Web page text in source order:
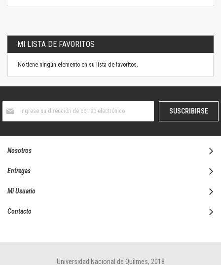
MI LISTA DE FAVORITOS
No tiene ningún elemento en su lista de favoritos.
boletín
SUSCRIBIRSE
Nosotros
Entregas
Mi Usuario
Contacto
Universidad Nacional de Quilmes, 2018